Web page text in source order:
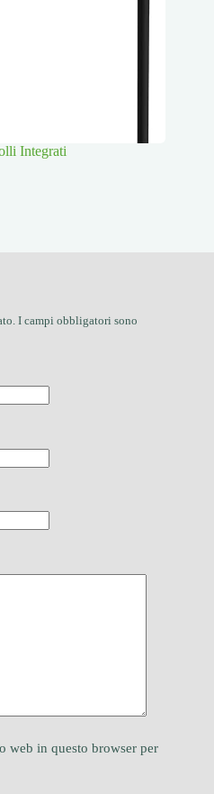
Integrati
I campi obbligatori sono
web in questo browser per